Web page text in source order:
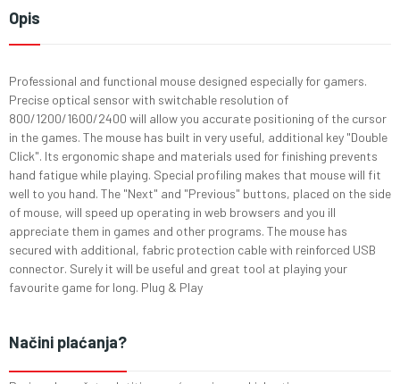
Opis
Professional and functional mouse designed especially for gamers.
Precise optical sensor with switchable resolution of
800/1200/1600/2400 will allow you accurate positioning of the cursor
in the games. The mouse has built in very useful, additional key "Double
Click". Its ergonomic shape and materials used for finishing prevents
hand fatigue while playing. Special profiling makes that mouse will fit
well to you hand. The "Next" and "Previous" buttons, placed on the side
of mouse, will speed up operating in web browsers and you ill
appreciate them in games and other programs. The mouse has
secured with additional, fabric protection cable with reinforced USB
connector. Surely it will be useful and great tool at playing your
favourite game for long. Plug & Play
Načini plaćanja?